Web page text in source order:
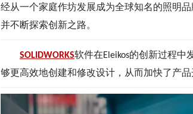
经从一个家庭作坊发展成为全球知名的照明品
并不断探索创新之路。
SOLIDWORKS软件在Eleikos的创新过程中
够更高效地创建和修改设计，从而加快了产品